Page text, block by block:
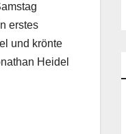
erstes
und krönte
Heidel